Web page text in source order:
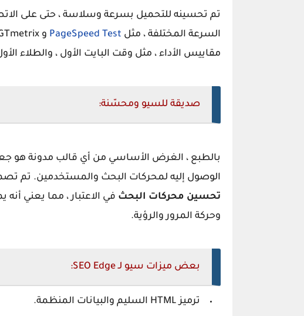
تم تحسينه للتحميل بسرعة وسلاسة ، حتى على
السرعة المختلفة ، مثل PageSpeed Test و
مقاييس الأداء ، مثل وقت البايت الأول ، والطلاء
صديقة للسيو ومحسّنة:
بالطبع ، الغرض الأساسي من أي قالب مدونة هو
الوصول إليه لمحركات البحث والمستخدمين. تم
تحسين محركات البحث في الاعتبار ، مما يعني
وحركة المرور والرؤية.
بعض ميزات سيو لـ SEO Edge:
ترميز HTML السليم والبيانات المنظمة.